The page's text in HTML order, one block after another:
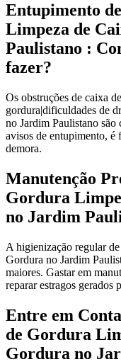
Entupimento
Limpeza de
Paulistano :
fazer?
Os obstruções de caixa
gordura|dificuldades de
no Jardim Paulistano são
avisos de entupimento, é
demora.
Manutenção
Gordura
no Jardim
A higienização regular
Gordura no Jardim
maiores. Gastar em
reparar estragos gerados
Entre em
de Gordura
Gordura no